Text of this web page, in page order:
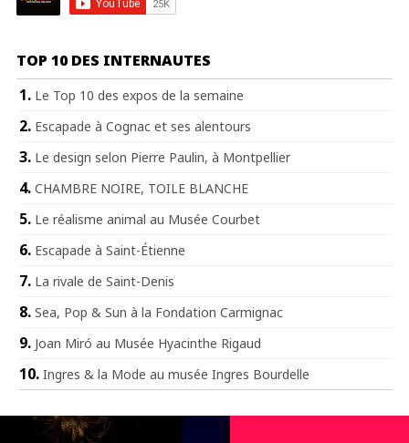
TOP 10 DES INTERNAUTES
Le Top 10 des expos de la semaine
Escapade à Cognac et ses alentours
Le design selon Pierre Paulin, à Montpellier
CHAMBRE NOIRE, TOILE BLANCHE
Le réalisme animal au Musée Courbet
Escapade à Saint-Étienne
La rivale de Saint-Denis
Sea, Pop & Sun à la Fondation Carmignac
Joan Miró au Musée Hyacinthe Rigaud
Ingres & la Mode au musée Ingres Bourdelle